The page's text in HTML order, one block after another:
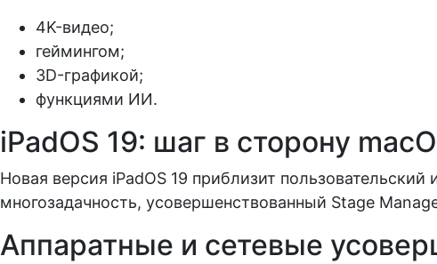
4K-видео;
геймингом;
3D-графикой;
функциями ИИ.
iPadOS 19: шаг в сторону
Новая версия iPadOS 19 приблизит
многозадачность, усовершенствованный Stage
Аппаратные и сетевые